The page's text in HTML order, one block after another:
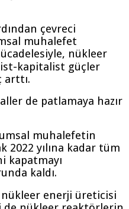
çevreci
muhalefet
nükleer
kapitalist güçler
arttı.
de patlamaya hazır
muhalefetin
2022 yılına kadar tüm
kapatmayı
kaldı.
enerji üreticisi